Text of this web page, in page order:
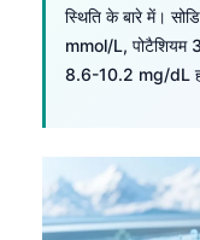
स्थिति के बारे में।
mmol/L,
8.6-10.2 mg/dL